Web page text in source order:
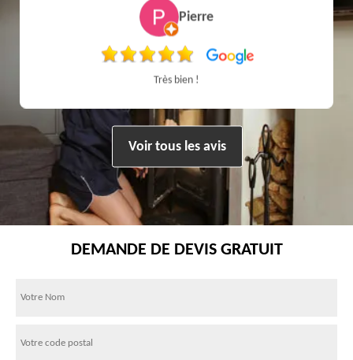
Pierre
Très bien !
Voir tous les avis
DEMANDE DE DEVIS GRATUIT